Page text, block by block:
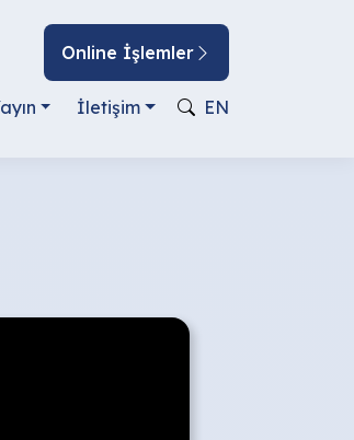
Online İşlemler
İletişim EN